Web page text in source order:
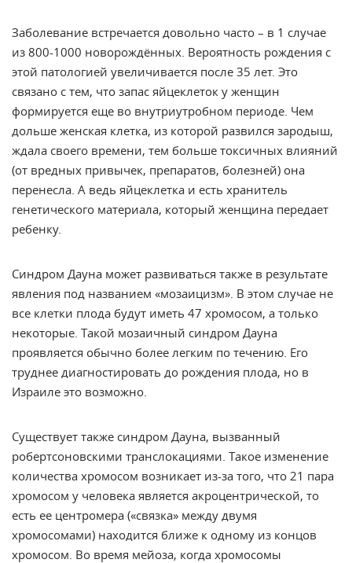
Заболевание встречается довольно часто – в 1 случае
из 800-1000 новорождённых. Вероятность рождения с
этой патологией увеличивается после 35 лет. Это
связано с тем, что запас яйцеклеток у женщин
формируется еще во внутриутробном периоде. Чем
дольше женская клетка, из которой развился зародыш,
ждала своего времени, тем больше токсичных влияний
(от вредных привычек, препаратов, болезней) она
перенесла. А ведь яйцеклетка и есть хранитель
генетического материала, который женщина передает
ребенку.
Синдром Дауна может развиваться также в результате
явления под названием «мозаицизм». В этом случае не
все клетки плода будут иметь 47 хромосом, а только
некоторые. Такой мозаичный синдром Дауна
проявляется обычно более легким по течению. Его
труднее диагностировать до рождения плода, но в
Израиле это возможно.
Существует также синдром Дауна, вызванный
робертсоновскими транслокациями. Такое изменение
количества хромосом возникает из-за того, что 21 пара
хромосом у человека является акроцентрической, то
есть ее центромера («связка» между двумя
хромосомами) находится ближе к одному из концов
хромосом. Во время мейоза, когда хромосомы